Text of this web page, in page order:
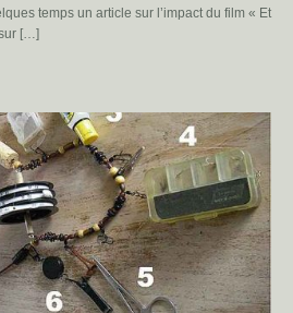
temps un article sur l’impact du film « Et
[…]